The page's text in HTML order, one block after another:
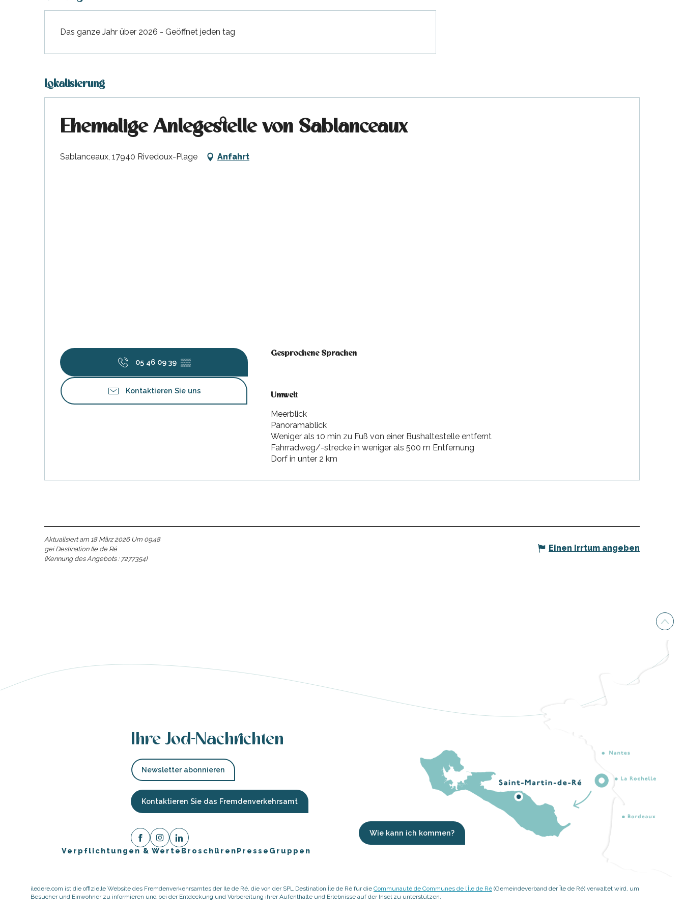
Das ganze Jahr über 2026 - Geöffnet jeden tag
Lokalisierung
Ehemalige Anlegestelle von Sablanceaux
Sablanceaux, 17940 Rivedoux-Plage Anfahrt
05 46 09 39▒▒
Kontaktieren Sie uns
Gesprochene Sprachen
Gesprochene Sprachen
Umwelt
Umwelt
Meerblick
Panoramablick
Weniger als 10 min zu Fuß von einer Bushaltestelle entfernt
Fahrradweg/-strecke in weniger als 500 m Entfernung
Dorf in unter 2 km
Aktualisiert am 18 März 2026 Um 09:48
gei Destination Ile de Ré
(Kennung des Angebots : 7277354)
Einen Irrtum angeben
Ihre Jod-Nachrichten
Newsletter abonnieren
Kontaktieren Sie das Fremdenverkehrsamt
Verpflichtungen & Werte BroschürenPresse Gruppen
Wie kann ich kommen?
iledere.com ist die offizielle Website des Fremdenverkehrsamtes der Ile de Ré, die von der SPL Destination Île de Ré für die Communauté de Communes de l’Île de Ré (Gemeindeverband der Île de Ré) verwaltet wird, um
Besucher und Einwohner zu informieren und bei der Entdeckung und Vorbereitung ihrer Aufenthalte und Erlebnisse auf der Insel zu unterstützen.